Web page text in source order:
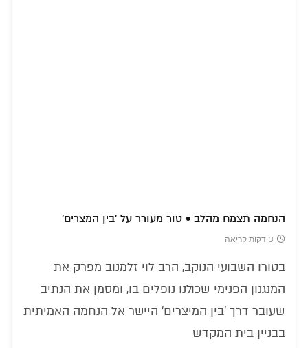
הנחמה תצמח מהלב • טור מעורר על 'בין המצרים'
3 דקות קריאה
בטורו השבועי הנוקב, הרב לוי זלמנוב מפרק את
המנגנון הפנימי שכולנו נופלים בו, ומסמן את הנתיב
שעובר דרך 'בין המיצרים' היישר אל הנחמה האמיתית
בבניין בית המקדש